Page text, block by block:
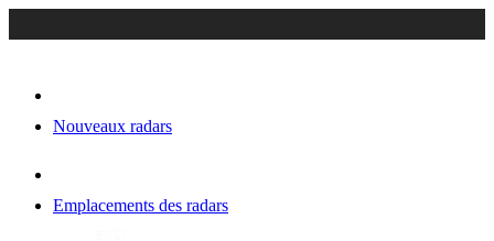
Nouveaux radars
Emplacements des radars